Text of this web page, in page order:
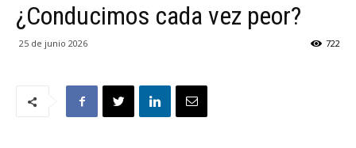
¿Conducimos cada vez peor?
25 de junio 2026 722